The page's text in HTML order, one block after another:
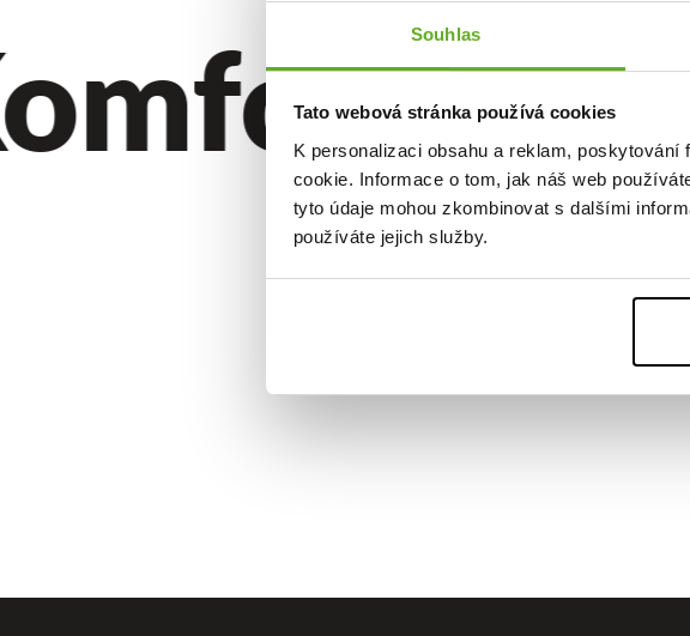
Souhlas
Tato webová stránka používá cookies
K personalizaci obsahu a reklam,
cookie. Informace o tom, jak náš web
tyto údaje mohou zkombinovat s dalšími
používáte jejich služby.